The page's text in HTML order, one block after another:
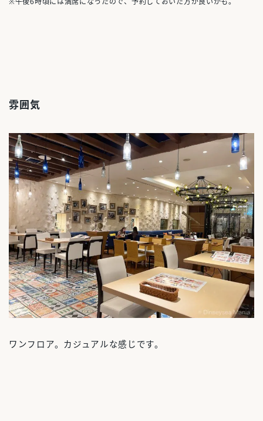
※午後6時頃には満席になったので、予約しておいた方が良いかも。
雰囲気
ワンフロア。カジュアルな感じです。